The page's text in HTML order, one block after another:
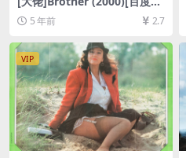
盘+迅雷云盘资源1080P超清
未删减][MP4/7.0GB][中英字
5 年前 2.7
VIP